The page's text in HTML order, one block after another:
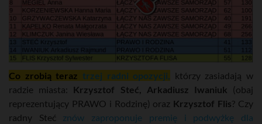
Co zrobią teraz trzej radni opozycji, którzy zasiadają w
radzie miasta: Krzysztof Steć, Arkadiusz Iwaniuk (obaj
reprezentujący PRAWO i Rodzinę) oraz Krzysztof Flis? Czy
radny Steć znów zaproponuje premię i podwyżkę dla